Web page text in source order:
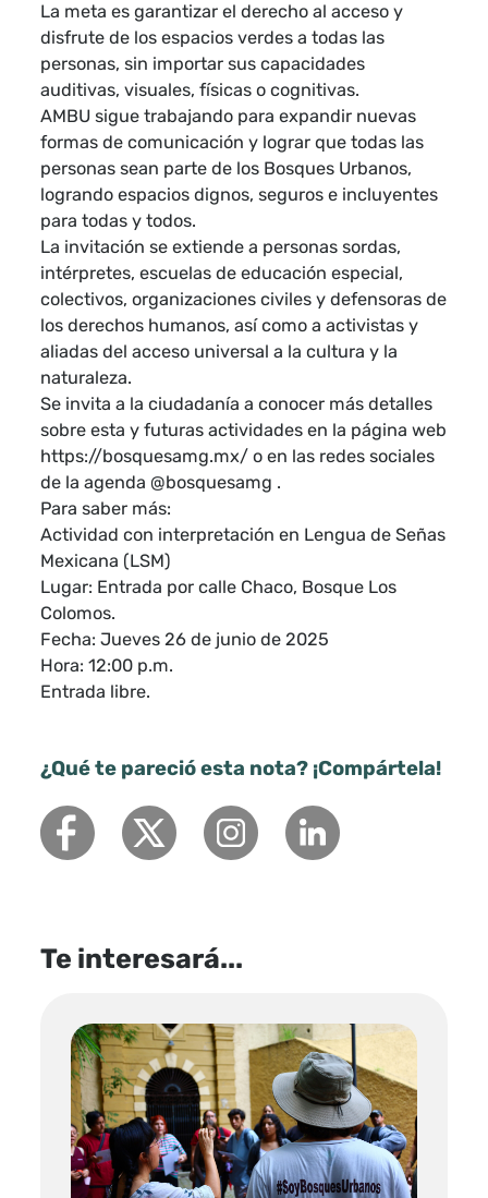
La meta es garantizar el derecho al acceso y
disfrute de los espacios verdes a todas las
personas, sin importar sus capacidades
auditivas, visuales, físicas o cognitivas.
AMBU sigue trabajando para expandir nuevas
formas de comunicación y lograr que todas las
personas sean parte de los Bosques Urbanos,
logrando espacios dignos, seguros e incluyentes
para todas y todos.
La invitación se extiende a personas sordas,
intérpretes, escuelas de educación especial,
colectivos, organizaciones civiles y defensoras de
los derechos humanos, así como a activistas y
aliadas del acceso universal a la cultura y la
naturaleza.
Se invita a la ciudadanía a conocer más detalles
sobre esta y futuras actividades en la página web
https://bosquesamg.mx/ o en las redes sociales
de la agenda @bosquesamg .
Para saber más:
Actividad con interpretación en Lengua de Señas
Mexicana (LSM)
Lugar: Entrada por calle Chaco, Bosque Los
Colomos.
Fecha: Jueves 26 de junio de 2025
Hora: 12:00 p.m.
Entrada libre.
¿Qué te pareció esta nota? ¡Compártela!
Te interesará...